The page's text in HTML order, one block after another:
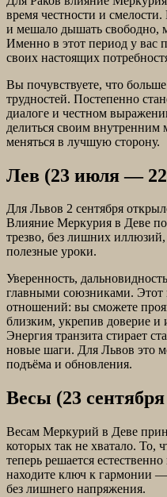
время честности и
и мешало дышать свободно,
Именно в этот период у вас
своих настоящих
Вы почувствуете, что
трудностей. Постепенно
диалоге и честном
делиться своим внутренним
меняться в лучшую сторону.
Лев (23 июля — 22
Для Львов 2 сентября
Влияние Меркурия в Деве
трезво, без лишних иллюзий,
полезные уроки.
Уверенность,
главными союзниками. Этот
отношений: вы сможете
близким, укрепив доверие и
Энергия транзита стирает
новые шаги. Для Львов это
подъёма и обновления.
Весы (23
Весам Меркурий в Деве
которых так не хватало. То,
теперь решается
находите ключ к гармонии —
без лишнего напряжения.